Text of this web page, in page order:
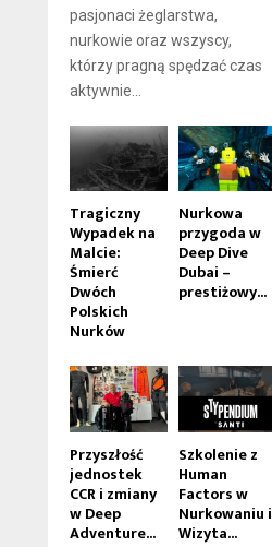
pasjonaci żeglarstwa,
nurkowie oraz wszyscy,
którzy pragną spędzać czas
aktywnie...
Tragiczny
Wypadek na
Malcie:
Śmierć
Dwóch
Polskich
Nurków
Nurkowa
przygoda w
Deep Dive
Dubai –
prestiżowy...
Przyszłość
jednostek
CCR i zmiany
w Deep
Adventure...
Szkolenie z
Human
Factors w
Nurkowaniu i
Wizyta...